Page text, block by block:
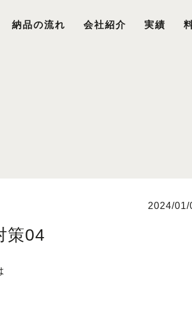
納品の流れ 会社紹介 実績
2024/01/
策04